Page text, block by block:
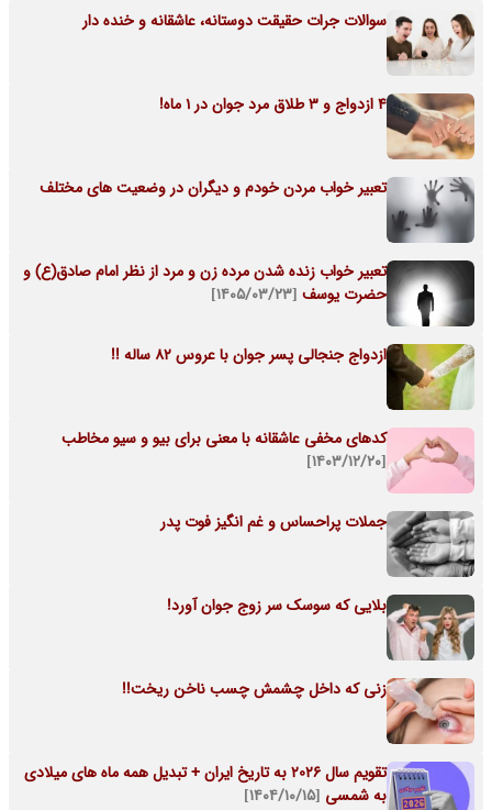
سوالات جرات حقیقت دوستانه، عاشقانه و خنده دار
4 ازدواج و 3 طلاق مرد جوان در 1 ماه!
تعبیر خواب مردن خودم و دیگران در وضعیت های مختلف
تعبیر خواب زنده شدن مرده زن و مرد از نظر امام صادق(ع) و
حضرت یوسف [۱۴۰۵/۰۳/۲۳]
ازدواج جنجالی پسر جوان با عروس 82 ساله !!
کدهای مخفی عاشقانه با معنی برای بیو و سیو مخاطب
[۱۴۰۳/۱۲/۲۰]
جملات پراحساس و غم انگیز فوت پدر
بلایی که سوسک سر زوج جوان آورد!
زنی که داخل چشمش چسب ناخن ریخت!!
تقویم سال 2026 به تاریخ ایران + تبدیل همه ماه های میلادی
به شمسی [۱۴۰۴/۱۰/۱۵]